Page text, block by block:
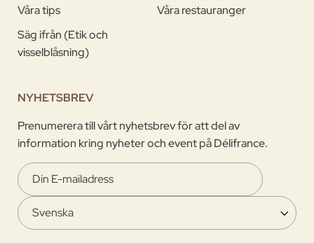
Våra tips
Våra restauranger
Säg ifrån (Etik och
visselblåsning)
NYHETSBREV
Prenumerera till vårt nyhetsbrev för att del av
information kring nyheter och event på Délifrance.